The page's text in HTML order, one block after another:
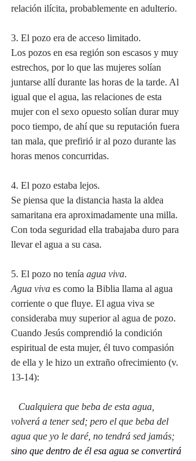
relación ilícita, probablemente en adulterio.
3. El pozo era de acceso limitado.
Los pozos en esa región son escasos y muy
estrechos, por lo que las mujeres solían
juntarse allí durante las horas de la tarde. Al
igual que el agua, las relaciones de esta
mujer con el sexo opuesto solían durar muy
poco tiempo, de ahí que su reputación fuera
tan mala, que prefirió ir al pozo durante las
horas menos concurridas.
4. El pozo estaba lejos.
Se piensa que la distancia hasta la aldea
samaritana era aproximadamente una milla.
Con toda seguridad ella trabajaba duro para
llevar el agua a su casa.
5. El pozo no tenía agua viva.
Agua viva es como la Biblia llama al agua
corriente o que fluye. El agua viva se
consideraba muy superior al agua de pozo.
Cuando Jesús comprendió la condición
espiritual de esta mujer, él tuvo compasión
de ella y le hizo un extraño ofrecimiento (v.
13-14):
volverá a tener sed; pero el que beba del
agua que yo le daré, no tendrá sed jamás;
sino que dentro de él esa agua se convertirá